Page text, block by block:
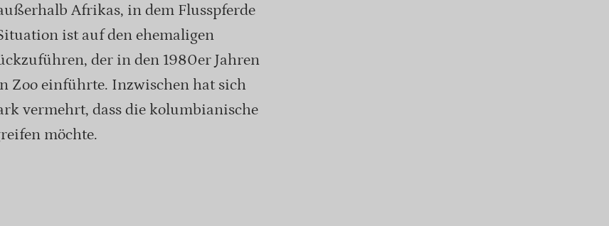
Afrikas, in dem Flusspferde
ist auf den ehemaligen
der in den 1980er Jahren
Zoo einführte. Inzwischen hat sich
vermehrt, dass die kolumbianische
möchte.